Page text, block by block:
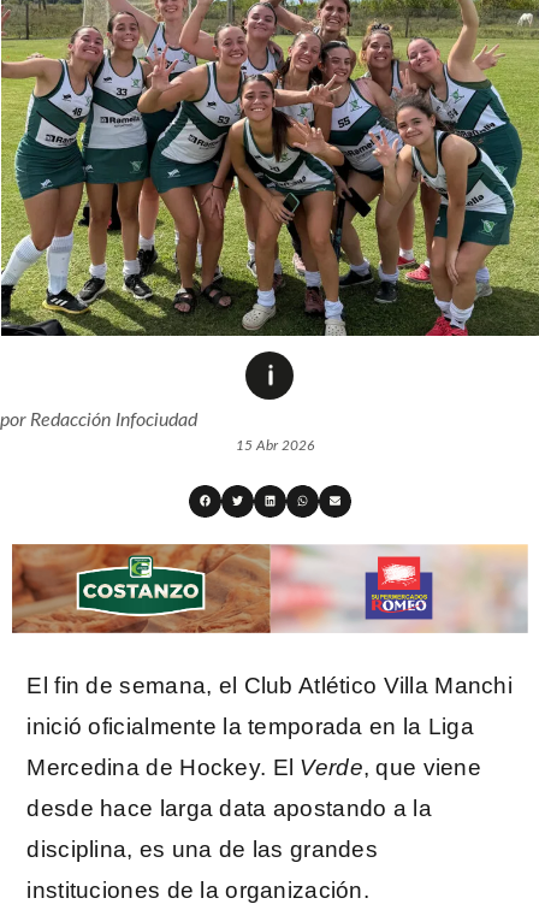
porRedacción Infociudad
15 Abr 2026
El fin de semana, el Club Atlético Villa Manchi
inició oficialmente la temporada en la Liga
Mercedina de Hockey. El Verde, que viene
desde hace larga data apostando a la
disciplina, es una de las grandes
instituciones de la organización.